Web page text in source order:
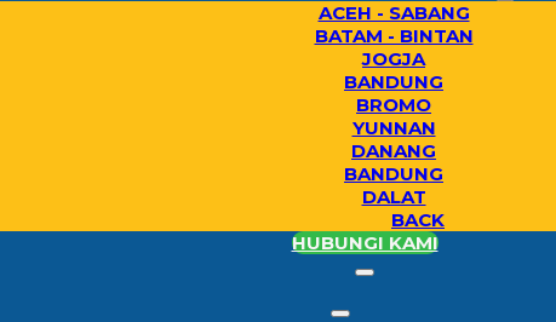
ACEH - SABANG
BATAM - BINTAN
JOGJA
BANDUNG
BROMO
YUNNAN
DANANG
BANDUNG
DALAT
BACK
HUBUNGI KAMI